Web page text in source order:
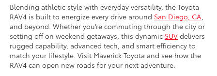
Blending athletic style with everyday versatility, the Toyota
RAV4 is built to energize every drive around San Diego, CA
and beyond. Whether you’re commuting through the city or
setting off on weekend getaways, this dynamic SUV delivers
rugged capability, advanced tech, and smart efficiency to
match your lifestyle. Visit Maverick Toyota and see how the
RAV4 can open new roads for your next adventure.